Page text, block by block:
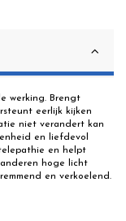
werking. Brengt
eerlijk kijken
niet verandert kan
en liefdevol
en helpt
hoge licht
en verkoelend.